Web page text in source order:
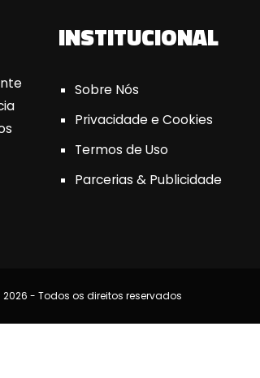
INSTITUCIONAL
Sobre Nós
Privacidade e Cookies
Termos de Uso
Parcerias & Publicidade
- Todos os direitos reservados